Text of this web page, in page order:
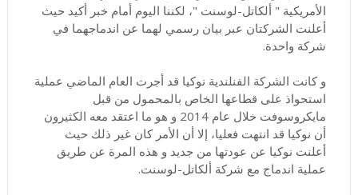
الأمريكية " ألكاتل-لوسنت "، لكننا اليوم أمام خبر أكيد حيث
أعلنت الشركتان عبر بيان رسمي لهما عن اندماجهما في
شركة واحدة.
و كانت الشركة الفنلندية نوكيا قد أجرت العام الماضي عملية
استحواذ على قطاعها الخاص بالمحمول من قبل
مايكروسوفت خلال عام 2014 و هو ما اعتقد معه الكثيرون
أن نوكيا قد انتهت فعليا، إلا أن الأمر كان غير ذلك حيث
أعلنت نوكيا عن عودتها من جديد و هذه المرة عن طريق
عملية اندماج مع شركة ألكاتل-لوسنت.